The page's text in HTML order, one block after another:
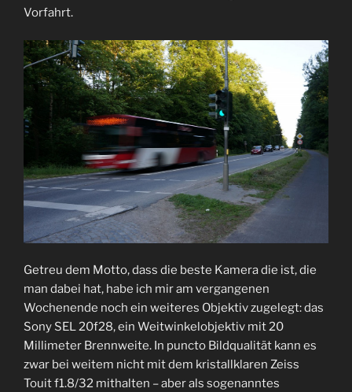
Vorfahrt.
Getreu dem Motto, dass die beste Kamera die ist, die
man dabei hat, habe ich mir am vergangenen
Wochenende noch ein weiteres Objektiv zugelegt: das
Sony SEL 20f28, ein Weitwinkelobjektiv mit 20
Millimeter Brennweite. In puncto Bildqualität kann es
zwar bei weitem nicht mit dem kristallklaren Zeiss
Touit f1.8/32 mithalten – aber als sogenanntes